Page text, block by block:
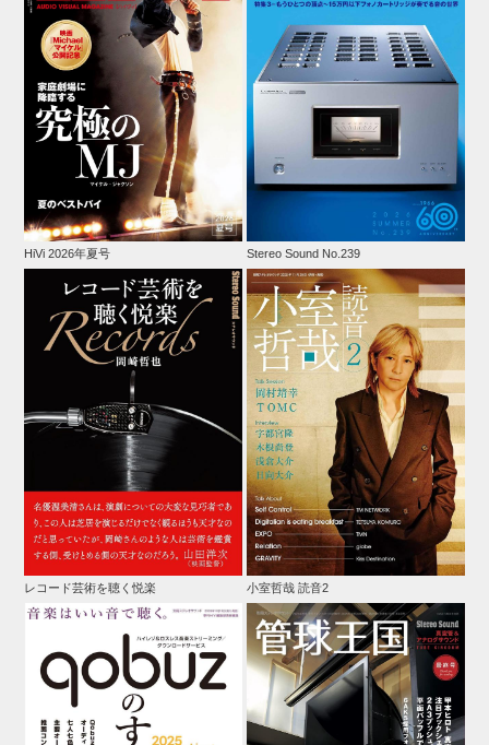
HiVi 2026年夏号 Stereo Sound No.239
レコード芸術を聴く悦楽 小室哲哉 読音2